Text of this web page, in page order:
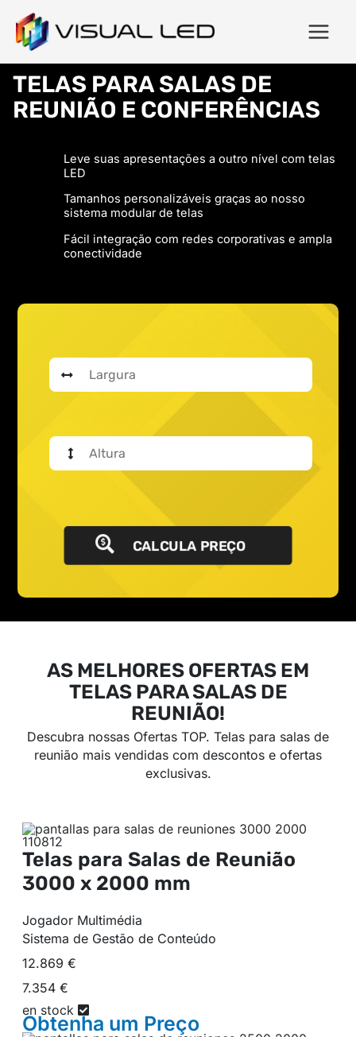
CALCULA PREÇO
TELAS PARA SALAS DE
REUNIÃO E CONFERÊNCIAS
Leve suas apresentações a outro nível com telas
LED
Tamanhos personalizáveis graças ao nosso
sistema modular de telas
Fácil integração com redes corporativas e ampla
conectividade
AS MELHORES OFERTAS EM
TELAS PARA SALAS DE
REUNIÃO!
Descubra nossas Ofertas TOP. Telas para salas de
reunião mais vendidas com descontos e ofertas
exclusivas.
Telas para Salas de Reunião
3000 x 2000 mm
Jogador Multimédia
Sistema de Gestão de Conteúdo
12.869 €
7.354 €
en stock
Obtenha um Preço